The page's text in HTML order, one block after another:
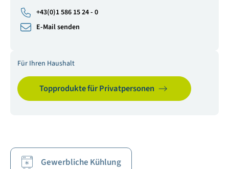
+43(0)1 586 15 24 - 0
E-Mail senden
Für Ihren Haushalt
Topprodukte für Privatpersonen
Gewerbliche Kühlung